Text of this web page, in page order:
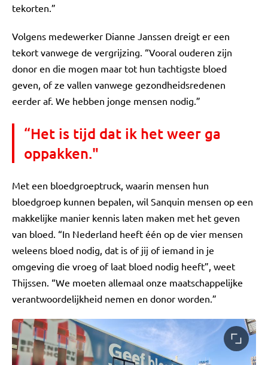
tekorten.”
Volgens medewerker Dianne Janssen dreigt er een
tekort vanwege de vergrijzing. “Vooral ouderen zijn
donor en die mogen maar tot hun tachtigste bloed
geven, of ze vallen vanwege gezondheidsredenen
eerder af. We hebben jonge mensen nodig.”
“Het is tijd dat ik het weer ga
oppakken."
Met een bloedgroeptruck, waarin mensen hun
bloedgroep kunnen bepalen, wil Sanquin mensen op een
makkelijke manier kennis laten maken met het geven
van bloed. “In Nederland heeft één op de vier mensen
weleens bloed nodig, dat is of jij of iemand in je
omgeving die vroeg of laat bloed nodig heeft”, weet
Thijssen. “We moeten allemaal onze maatschappelijke
verantwoordelijkheid nemen en donor worden.”